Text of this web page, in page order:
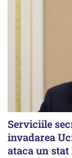
Serviciile
invadarea
ataca un stat